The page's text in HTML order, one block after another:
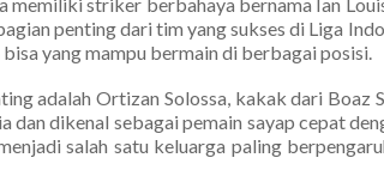
penting dari tim yang sukses di Liga
yang mampu bermain di berbagai posisi.
adalah Ortizan Solossa, kakak dari Boaz
dan dikenal sebagai pemain sayap cepat
salah satu keluarga paling